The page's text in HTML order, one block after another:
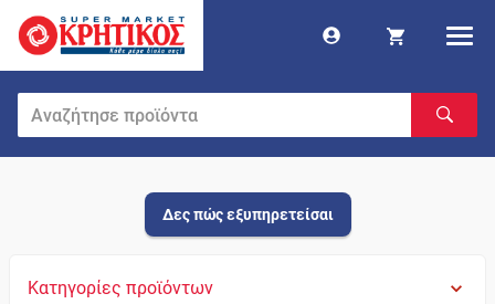
Δες πώς εξυπηρετείσαι
Κατηγορίες προϊόντων